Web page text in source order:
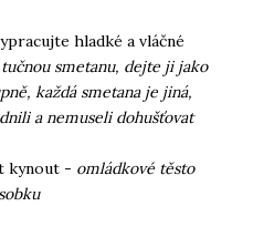
hladké a vláčné
smetanu, dejte ji jako
každá smetana je jiná,
a nemuseli dohušťovat
kynout - omládkové těsto